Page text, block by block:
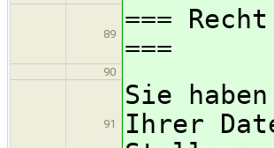
89
===
===
90
91
Sie
Ihrer